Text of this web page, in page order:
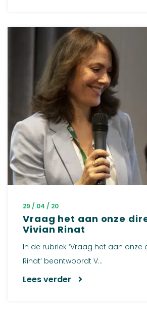
29 / 04 / 20
Vraag het aan onze
Vivian Rinat
In de rubriek ‘Vraag het aan onze
Rinat’ beantwoordt V...
Lees verder